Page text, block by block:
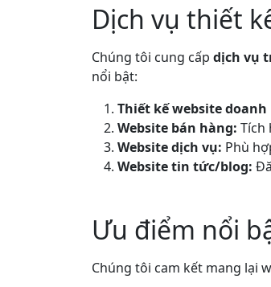
Dịch vụ thiết
Chúng tôi cung cấp dịch vụ
nổi bật:
Thiết kế website doanh
Website bán hàng: Tích
Website dịch vụ: Phù
Website tin tức/blog:
Ưu điểm nổi
Chúng tôi cam kết mang lại